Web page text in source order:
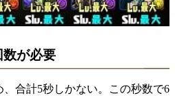
が必要
合計5秒しかない。この秒数で6